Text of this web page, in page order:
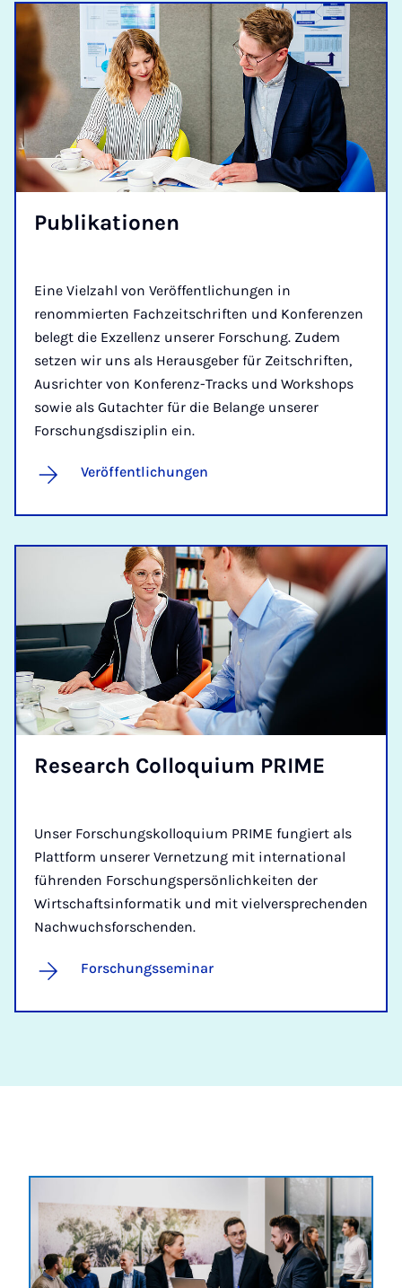
Pu­bli­ka­ti­o­nen
Eine Vielzahl von Veröffentlichungen in
renommierten Fachzeitschriften und Konferenzen
belegt die Exzellenz unserer Forschung. Zudem
setzen wir uns als Herausgeber für Zeitschriften,
Ausrichter von Konferenz-Tracks und Workshops
sowie als Gutachter für die Belange unserer
Forschungsdisziplin ein.
Veröffentlichungen
Re­sea­rch Col­lo­qui­um PRI­ME
Unser Forschungskolloquium PRIME fungiert als
Plattform unserer Vernetzung mit international
führenden Forschungspersönlichkeiten der
Wirtschaftsinformatik und mit vielversprechenden
Nachwuchsforschenden.
Forschungsseminar